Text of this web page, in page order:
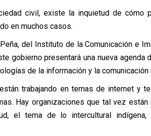
civil, existe la inquietud de cómo
en muchos casos.
del Instituto de la Comunicación e
gobierno presentará una nueva agenda
de la información y la comunicación
trabajando en temas de internet y
Hay organizaciones que tal vez
el tema de lo intercultural